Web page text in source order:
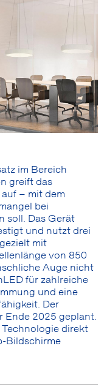
im Bereich
greift das
– mit dem
bei
soll. Das Gerät
und nutzt drei
mit
von 850
Auge nicht
für zahlreiche
und eine
Der
Ende 2025 geplant.
Technologie direkt
Bildschirme